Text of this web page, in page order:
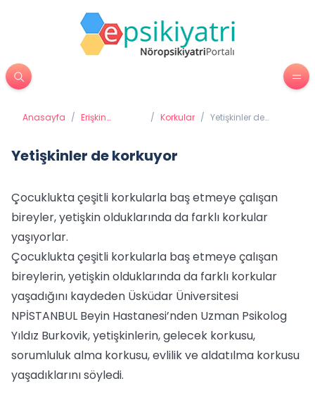
Anasayfa / Erişkin
/ Korkular / Yetişkinler de
Yetişkinler de korkuyor
Çocuklukta çeşitli korkularla baş etmeye çalışan
bireyler, yetişkin olduklarında da farklı korkular
yaşıyorlar.
Çocuklukta çeşitli korkularla baş etmeye çalışan
bireylerin, yetişkin olduklarında da farklı korkular
yaşadığını kaydeden Üsküdar Üniversitesi
NPİSTANBUL Beyin Hastanesi’nden Uzman Psikolog
Yıldız Burkovik, yetişkinlerin, gelecek korkusu,
sorumluluk alma korkusu, evlilik ve aldatılma korkusu
yaşadıklarını söyledi.